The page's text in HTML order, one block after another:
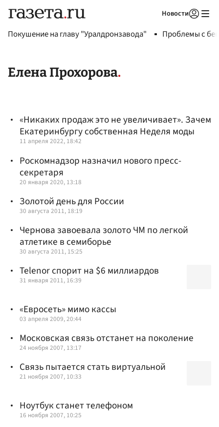
Новости
Покушение на главу "Уралдронзавода" Проблемы с
Елена Прохорова
«Никаких продаж это не увеличивает». Зачем
Екатеринбургу собственная Неделя моды
11 апреля 2022, 18:42
Роскомнадзор назначил нового пресс-
секретаря
20 января 2020, 13:18
Золотой день для России
30 августа 2011, 18:19
Чернова завоевала золото ЧМ по легкой
атлетике в семиборье
30 августа 2011, 15:25
Telenor спорит на $6 миллиардов
31 января 2011, 16:39
«Евросеть» мимо кассы
03 апреля 2009, 20:44
Московская связь отстанет на поколение
24 ноября 2007, 13:17
Связь пытается стать виртуальной
21 ноября 2007, 10:33
Ноутбук станет телефоном
16 ноября 2007, 10:25